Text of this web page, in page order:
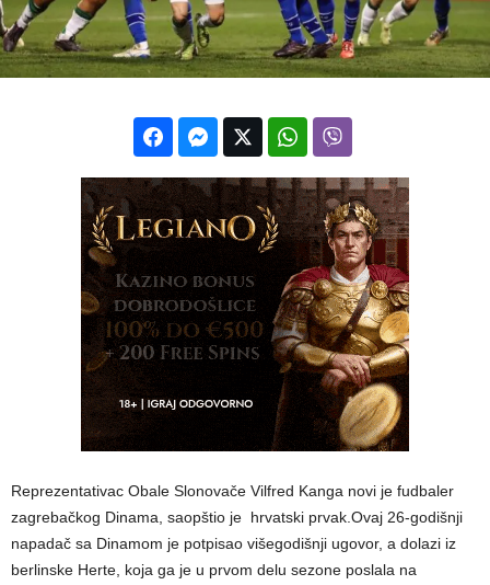
Reprezentativac Obale Slonovače Vilfred Kanga novi je fudbaler
zagrebačkog Dinama, saopštio je hrvatski prvak.Ovaj 26-godišnji
napadač sa Dinamom je potpisao višegodišnji ugovor, a dolazi iz
berlinske Herte, koja ga je u prvom delu sezone poslala na